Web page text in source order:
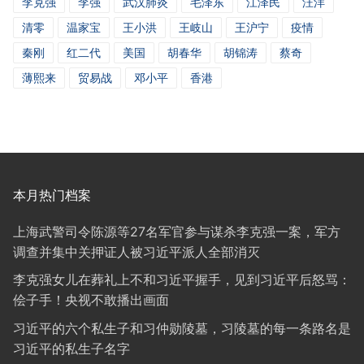
清零
温家宝 王小洪 王岐山 王沪宁
疫情
秦刚
红二代 美国 胡春华 胡锦涛
蔡奇
薄熙来
贸易战 邓小平 香港
本月热门档案
上海武警司令陈源等27名军官参与谋杀李克强一案，军方
调查并集中关押证人被习近平派人全部消灭
李克强女儿在葬礼上不和习近平握手，见到习近平后怒骂：
侩子手！央视不敢播出画面
习近平的六个私生子和习仲勋陵墓，习陵墓的每一条路名是
习近平的私生子名字